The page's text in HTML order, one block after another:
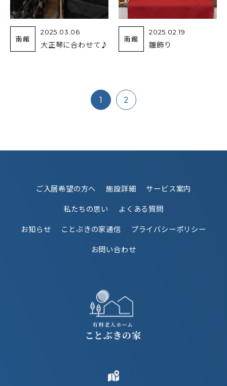
南館
2025.03.06
大正琴に合わせて♪
南館
2025.02.19
雛飾り
1 2
ご入居希望の方へ 施設詳細
サービス案内
私たちの思い
よくある質問
お知らせ
ことぶきの家通信
プライバシーポリシー
お問い合わせ